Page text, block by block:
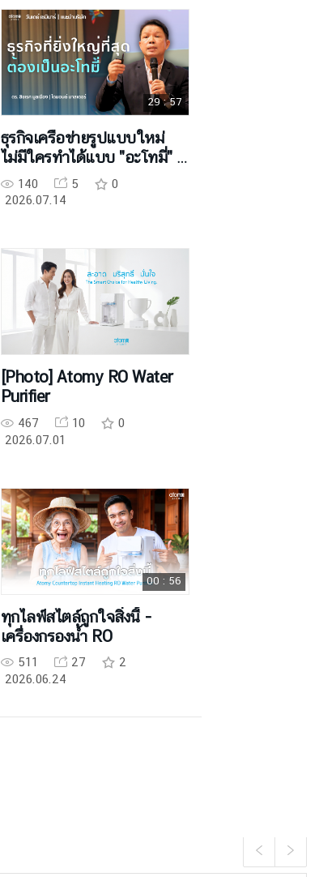
29 : 57
ธุรกิจเครือข่ายรูปแบบใหม่
ไม่มีใครทำได้แบบ "อะโทมี่" -
DM สิขเรศ มูลเมือง
140 5
0
2026.07.14
[Photo] Atomy RO Water
Purifier
467 10
0
2026.07.01
00 : 56
ทุกไลฟ์สไตล์ถูกใจสิ่งนี้ -
เครื่องกรองน้ำ RO
511 27
2
2026.06.24